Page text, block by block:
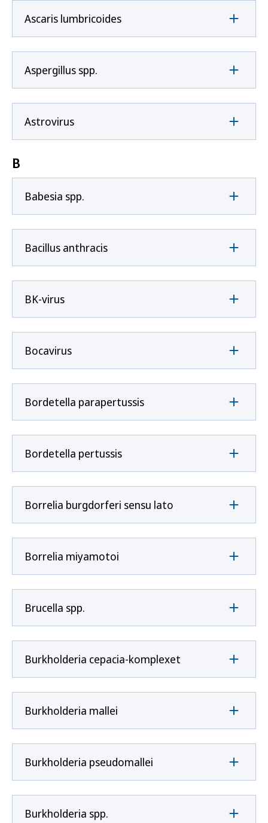
Ascaris lumbricoides
Aspergillus spp.
Astrovirus
B
Babesia spp.
Bacillus anthracis
BK-virus
Bocavirus
Bordetella parapertussis
Bordetella pertussis
Borrelia burgdorferi sensu lato
Borrelia miyamotoi
Brucella spp.
Burkholderia cepacia-komplexet
Burkholderia mallei
Burkholderia pseudomallei
Burkholderia spp.